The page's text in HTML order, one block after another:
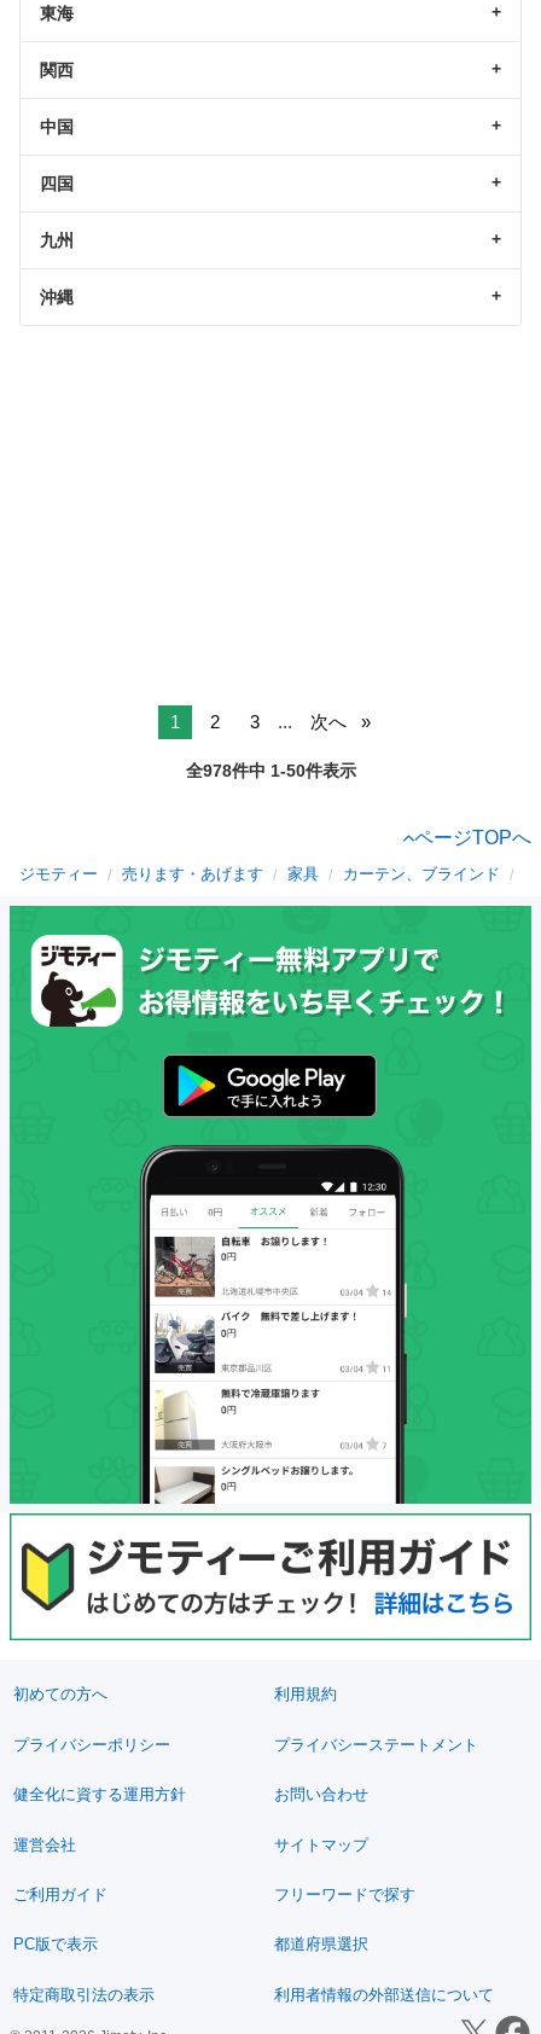
東海
関西
中国
四国
九州
沖縄
1 2 3 ... 次へ
全978件中 1-50件表示
ページTOPへ
ジモティー 売ります・あげます 家具 カーテン、ブラインド
初めての方へ 利用規約
プライバシーポリシー プライバシーステートメント
健全化に資する運用方針 お問い合わせ
運営会社 サイトマップ
ご利用ガイド フリーワードで探す
PC版で表示 都道府県選択
特定商取引法の表示 利用者情報の外部送信について